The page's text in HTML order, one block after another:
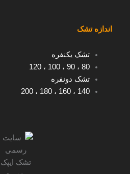
اندازه تشک
تشک یکنفره
80، 90، 100 ، 120
تشک دونفره
140 ، 160 ، 180 ، 200